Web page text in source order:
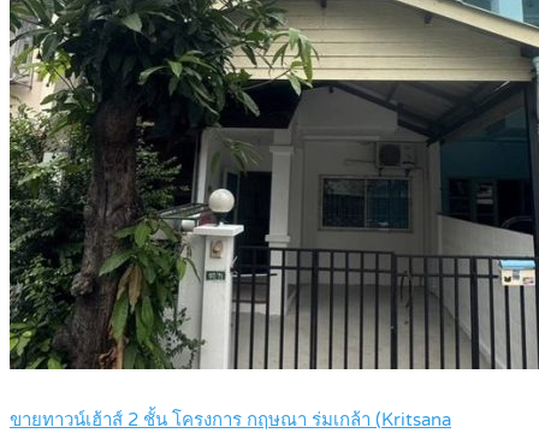
ขายทาวน์เฮ้าส์ 2 ชั้น โครงการ กฤษณา ร่มเกล้า (Kritsana